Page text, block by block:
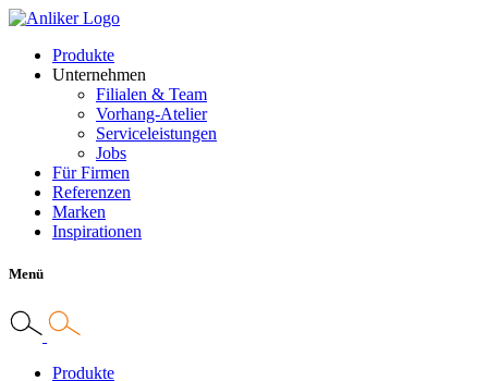
Produkte
Unternehmen
Filialen & Team
Vorhang-Atelier
Serviceleistungen
Jobs
Für Firmen
Referenzen
Marken
Inspirationen
Menü
Produkte